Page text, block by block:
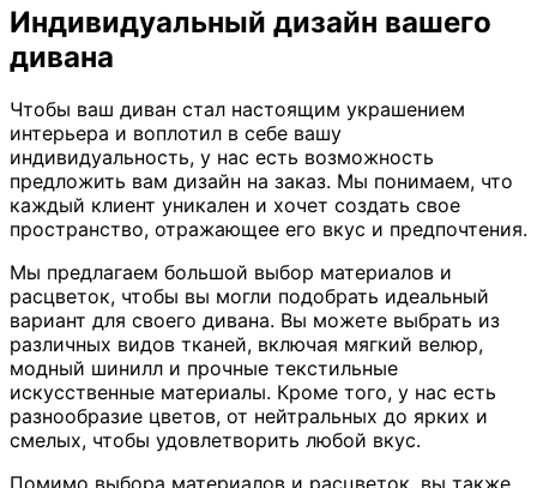
Индивидуальный дизайн вашего
дивана
Чтобы ваш диван стал настоящим украшением
интерьера и воплотил в себе вашу
индивидуальность, у нас есть возможность
предложить вам дизайн на заказ. Мы понимаем, что
каждый клиент уникален и хочет создать свое
пространство, отражающее его вкус и предпочтения.
Мы предлагаем большой выбор материалов и
расцветок, чтобы вы могли подобрать идеальный
вариант для своего дивана. Вы можете выбрать из
различных видов тканей, включая мягкий велюр,
модный шинилл и прочные текстильные
искусственные материалы. Кроме того, у нас есть
разнообразие цветов, от нейтральных до ярких и
смелых, чтобы удовлетворить любой вкус.